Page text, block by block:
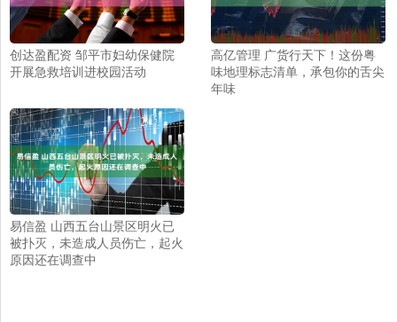
创达盈配资 邹平市妇幼保健院
开展急救培训进校园活动
高亿管理 广货行天下！这份粤
味地理标志清单，承包你的舌尖
年味
易信盈 山西五台山景区明火已
被扑灭，未造成人员伤亡，起火
原因还在调查中